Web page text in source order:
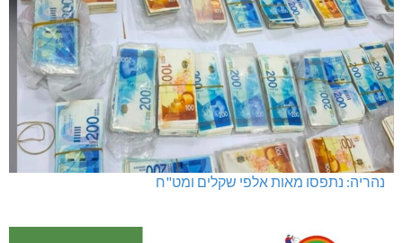
נהריה: נתפסו מאות אלפי שקלים ומט"ח